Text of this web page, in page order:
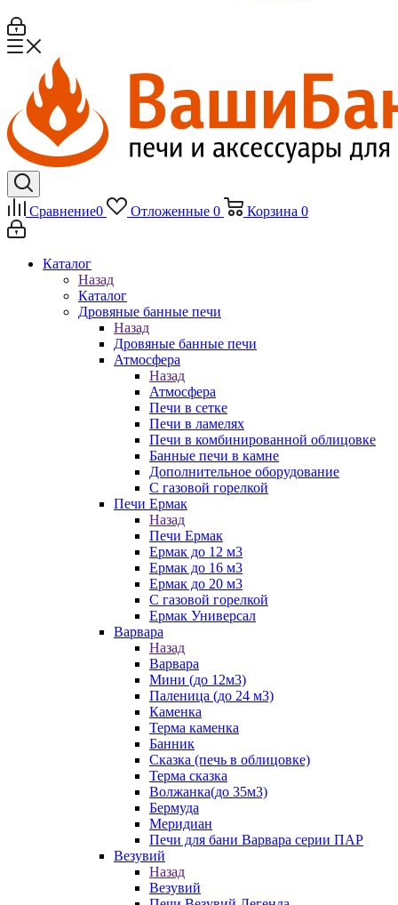
Сравнение0 Отложенные 0 Корзина 0
Каталог
Назад
Каталог
Дровяные банные печи
Назад
Дровяные банные печи
Атмосфера
Назад
Атмосфера
Печи в сетке
Печи в ламелях
Печи в комбинированной облицовке
Банные печи в камне
Дополнительное оборудование
С газовой горелкой
Печи Ермак
Назад
Печи Ермак
Ермак до 12 м3
Ермак до 16 м3
Ермак до 20 м3
С газовой горелкой
Ермак Универсал
Варвара
Назад
Варвара
Мини (до 12м3)
Паленица (до 24 м3)
Каменка
Терма каменка
Банник
Сказка (печь в облицовке)
Терма сказка
Волжанка(до 35м3)
Бермуда
Меридиан
Печи для бани Варвара серии ПАР
Везувий
Назад
Везувий